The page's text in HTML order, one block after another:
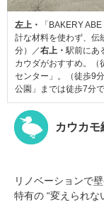
左上・
「BAKERY
計な材料を使わず、伝
分）／右上・駅前にあ
カウダがおすすめ。（
センター」。（徒歩9
公園」までは徒歩7分
カウカモ
リノベーションで
特有の “変えられ